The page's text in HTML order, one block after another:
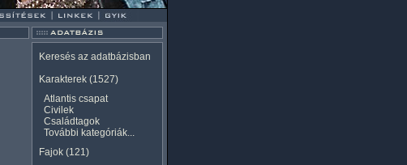
Keresés az adatbázisban
Karakterek (1527)
Atlantis csapat
Civilek
Családtagok
További kategóriák...
Fajok (121)